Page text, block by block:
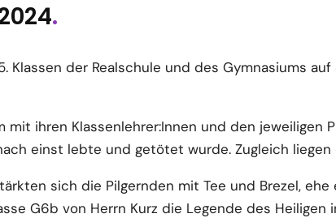
.
der Realschule und des Gymnasiums
mit ihren Klassenlehrer:Innen und den jeweiligen
einst lebte und getötet wurde. Zugleich
sich die Pilgernden mit Tee und Brezel,
G6b von Herrn Kurz die Legende des